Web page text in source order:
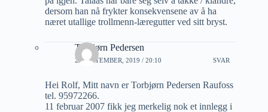
dersom han nå frykter konsekvensene av å ha
næret utallige trollmenn-læregutter ved sitt bryst.
Torbjørn Pedersen
21 SEPTEMBER, 2019 / 20:10 SVAR
Hei Rolf, Mitt navn er Torbjørn Pedersen Raufoss
tel. 95972266.
11 februar 2007 fikk jeg merkelig nok et innlegg i